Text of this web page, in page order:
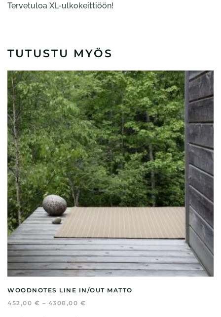
Tervetuloa XL-ulkokeittiöön!
TUTUSTU MYÖS
WOODNOTES LINE IN/OUT MATTO
452,00 € – 4308,00 €